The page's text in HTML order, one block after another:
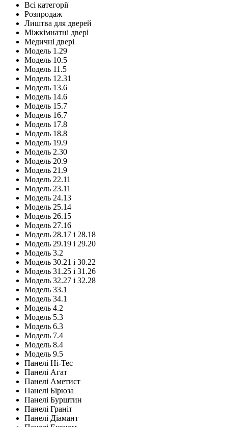
Всі категорії
Розпродаж
Лиштва для дверей
Міжкімнатні двері
Медичні двері
Модель 1.29
Модель 10.5
Модель 11.5
Модель 12.31
Модель 13.6
Модель 14.6
Модель 15.7
Модель 16.7
Модель 17.8
Модель 18.8
Модель 19.9
Модель 2.30
Модель 20.9
Модель 21.9
Модель 22.11
Модель 23.11
Модель 24.13
Модель 25.14
Модель 26.15
Модель 27.16
Модель 28.17 і 28.18
Модель 29.19 і 29.20
Модель 3.2
Модель 30.21 і 30.22
Модель 31.25 і 31.26
Модель 32.27 і 32.28
Модель 33.1
Модель 34.1
Модель 4.2
Модель 5.3
Модель 6.3
Модель 7.4
Модель 8.4
Модель 9.5
Панелі Hi-Tec
Панелі Агат
Панелі Аметист
Панелі Бірюза
Панелі Бурштин
Панелі Граніт
Панелі Діамант